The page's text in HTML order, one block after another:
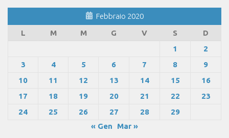
Febbraio 2020
L
M M G V S
D
1
2
3
4 5 6 7 8
9
10
11 12 13 14 15
16
17
18 19 20 21 22
23
24
25 26 27 28
29
« Gen
Mar »